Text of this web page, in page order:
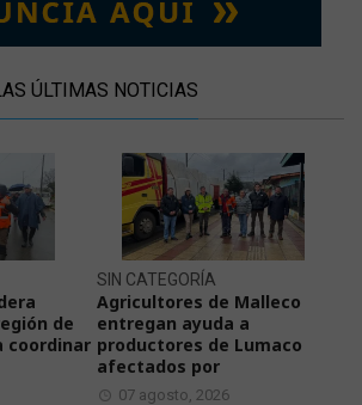
ÚLTIMAS NOTICIAS
de
coordinar
SIN CATEGORÍA
Agricultores de Malleco
entregan ayuda a
productores de Lumaco
afectados por
07 agosto, 2026